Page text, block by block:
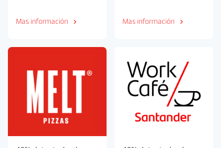
Mas información Mas información